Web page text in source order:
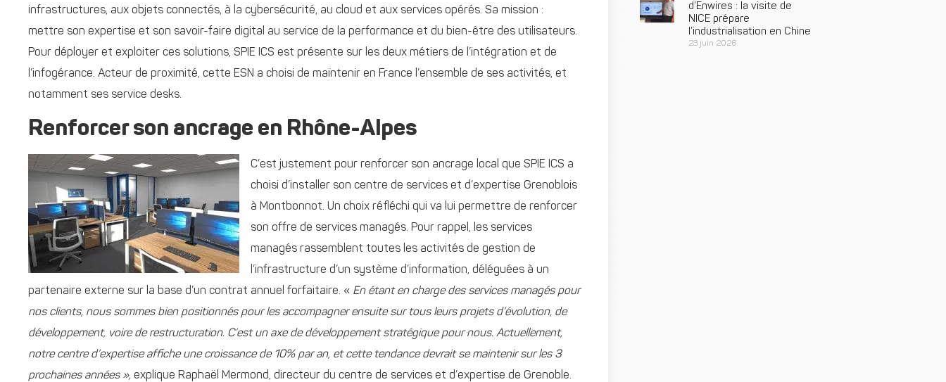
infrastructures, aux objets connectés, à la cybersécurité, au cloud et aux services opérés. Sa mission :
mettre son expertise et son savoir-faire digital au service de la performance et du bien-être des utilisateurs.
Pour déployer et exploiter ces solutions, SPIE ICS est présente sur les deux métiers de l’intégration et de
l’infogérance. Acteur de proximité, cette ESN a choisi de maintenir en France l’ensemble de ses activités, et
notamment ses service desks.
Renforcer son ancrage en Rhône-Alpes
C’est justement pour renforcer son ancrage local que SPIE ICS a
choisi d’installer son centre de services et d’expertise Grenoblois
à Montbonnot. Un choix réfléchi qui va lui permettre de renforcer
son offre de services managés. Pour rappel, les services
managés rassemblent toutes les activités de gestion de
l’infrastructure d’un système d’information, déléguées à un
partenaire externe sur la base d’un contrat annuel forfaitaire. « En étant en charge des services managés pour
nos clients, nous sommes bien positionnés pour les accompagner ensuite sur tous leurs projets d’évolution, de
développement, voire de restructuration. C’est un axe de développement stratégique pour nous. Actuellement,
notre centre d’expertise affiche une croissance de 10% par an, et cette tendance devrait se maintenir sur les 3
prochaines années », explique Raphaël Mermond, directeur du centre de services et d’expertise de Grenoble.
d’Enwires : la visite de
NICE prépare
l’industrialisation en Chine
23 juin 2026